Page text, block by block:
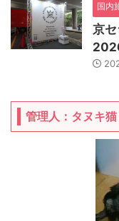
国内
京
管理人：タヌキ猫